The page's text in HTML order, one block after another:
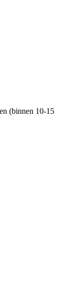
(binnen 10-15